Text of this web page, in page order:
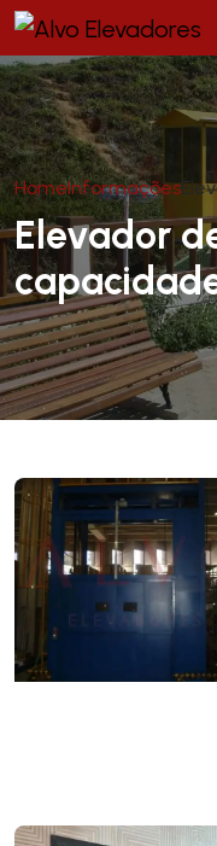
HomeInformações
Elevador